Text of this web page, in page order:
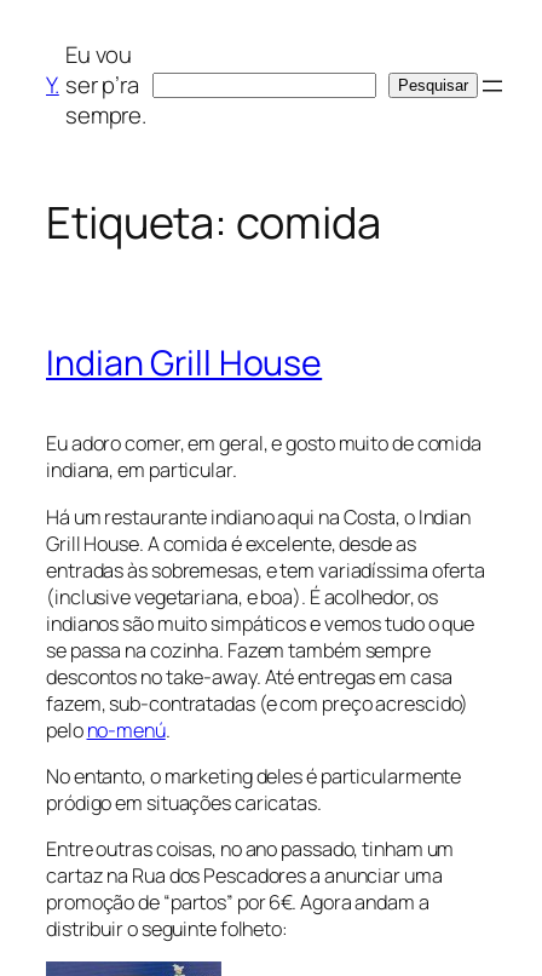
conteúdo
Y.
Eu vou
ser p’ra
sempre.
Pesquisar
Etiqueta: comida
Indian Grill House
Eu adoro comer, em geral, e gosto muito de comida
indiana, em particular.
Há um restaurante indiano aqui na Costa, o Indian
Grill House. A comida é excelente, desde as
entradas às sobremesas, e tem variadíssima oferta
(inclusive vegetariana, e boa). É acolhedor, os
indianos são muito simpáticos e vemos tudo o que
se passa na cozinha. Fazem também sempre
descontos no take-away. Até entregas em casa
fazem, sub-contratadas (e com preço acrescido)
pelono-menú.
No entanto, o marketing deles é particularmente
pródigo em situações caricatas.
Entre outras coisas, no ano passado, tinham um
cartaz na Rua dos Pescadores a anunciar uma
promoção de “partos” por 6€. Agora andam a
distribuir o seguinte folheto: